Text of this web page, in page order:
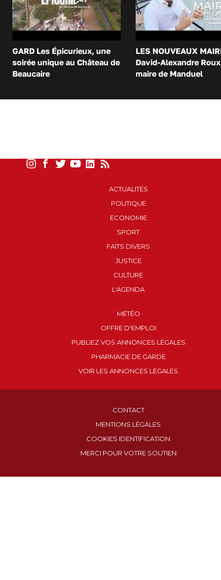
GARD Les Épicurieux, une
soirée unique au Château de
Beaucaire
LES NOUVEAUX
David-Alexandre
maire de Manduel
ACTUALITÉS
POLITIQUE
ECONOMIE
SPORT
FAITS DIVERS
JUSTICE
CULTURE
L'AGENDA
MÉTÉO
OFFRE D'EMPLOI
PUBLIEZ VOS ANNONCES LÉGALES
PHARMACIE DE GARDE
VOIR LES ANNONCES LÉGALES
CONTACT
MENTIONS LÉGALES
COOKIES IDENTIFICATION
MERCI POUR VOTRE SOUTIEN